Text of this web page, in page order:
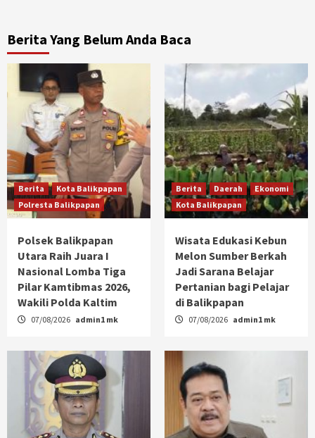
Berita Yang Belum Anda Baca
Berita
Kota Balikpapan
Polresta Balikpapan
Polsek Balikpapan
Utara Raih Juara I
Nasional Lomba Tiga
Pilar Kamtibmas 2026,
Wakili Polda Kaltim
07/08/2026 admin1 mk
Berita Daerah
Ekonomi
Kota Balikpapan
Wisata Edukasi Kebun
Melon Sumber Berkah
Jadi Sarana Belajar
Pertanian bagi Pelajar
di Balikpapan
07/08/2026 admin1 mk